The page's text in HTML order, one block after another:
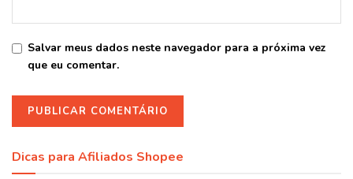
Salvar meus dados neste navegador para a próxima vez
que eu comentar.
Dicas para Afiliados Shopee